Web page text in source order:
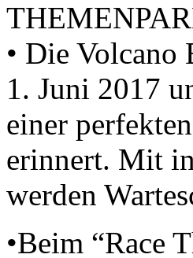
• Die
1. Juni 2017
einer
erinnert. Mit
werden
•Beim “Race